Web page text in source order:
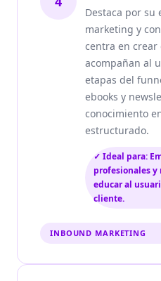
Destaca por
marketing y
centra en
acompañan al
etapas del
ebooks y
conocimiento
estructurado.
✓ Ideal para:
profesionales y
educar al
cliente.
INBOUND MARKETING